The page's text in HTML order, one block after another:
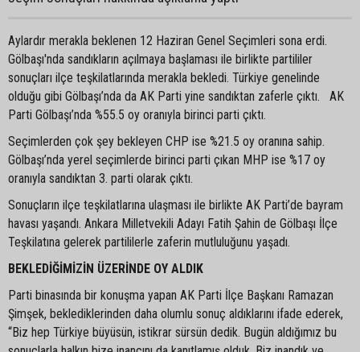
Aylardır merakla beklenen 12 Haziran Genel Seçimleri sona erdi.
Gölbaşı'nda sandıkların açılmaya başlaması ile birlikte partililer
sonuçları ilçe teşkilatlarında merakla bekledi. Türkiye genelinde
olduğu gibi Gölbaşı’nda da AK Parti yine sandıktan zaferle çıktı. AK
Parti Gölbaşı’nda %55.5 oy oranıyla birinci parti çıktı.
Seçimlerden çok şey bekleyen CHP ise %21.5 oy oranına sahip.
Gölbaşı’nda yerel seçimlerde birinci parti çıkan MHP ise %17 oy
oranıyla sandıktan 3. parti olarak çıktı.
Sonuçların ilçe teşkilatlarına ulaşması ile birlikte AK Parti’de bayram
havası yaşandı. Ankara Milletvekili Adayı Fatih Şahin de Gölbaşı İlçe
Teşkilatına gelerek partililerle zaferin mutluluğunu yaşadı.
BEKLEDİĞİMİZİN ÜZERİNDE OY ALDIK
Parti binasında bir konuşma yapan AK Parti İlçe Başkanı Ramazan
Şimşek, beklediklerinden daha olumlu sonuç aldıklarını ifade ederek,
“Biz hep Türkiye büyüsün, istikrar sürsün dedik. Bugün aldığımız bu